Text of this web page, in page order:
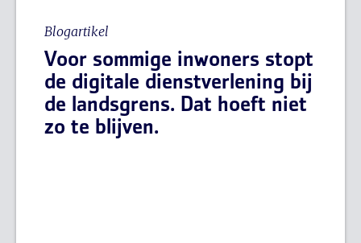
Blogartikel
Voor sommige inwoners stopt
de digitale dienstverlening bij
de landsgrens. Dat hoeft niet
zo te blijven.